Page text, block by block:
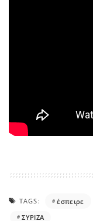
TAGS: έσπειρε
ΣΥΡΙΖΑ